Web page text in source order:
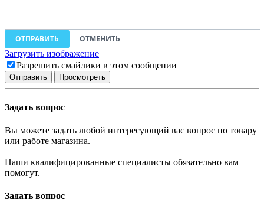
ОТПРАВИТЬ
ОТМЕНИТЬ
Загрузить изображение
Разрешить смайлики в этом сообщении
Задать вопрос
Вы можете задать любой интересующий вас вопрос по товару
или работе магазина.
Наши квалифицированные специалисты обязательно вам
помогут.
Задать вопрос